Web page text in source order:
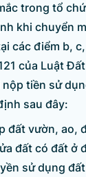
về đấu thầu
TIN ĐIỆN
trong tổ
khi chuyển
các điểm b,
của Luật
tiền sử
sau đây:
đất vườn, ao,
đất có đất ở
sử dụng